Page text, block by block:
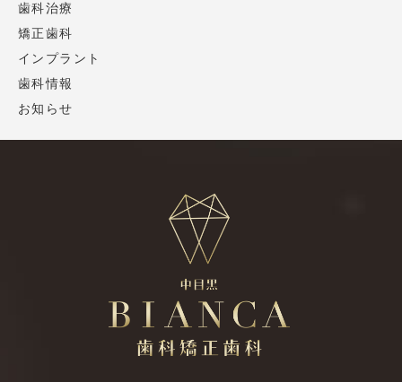
歯科治療
矯正歯科
インプラント
歯科情報
お知らせ